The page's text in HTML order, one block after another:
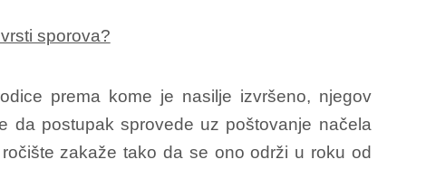
sporova?
prema kome je nasilje izvršeno, njegov
da postupak sprovede uz poštovanje načela
zakaže tako da se ono održi u roku od